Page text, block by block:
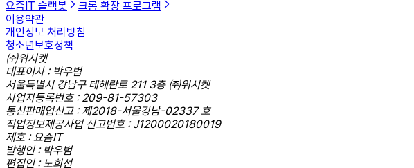
요즘IT 슬랙봇
크롬 확장 프로그램
이용약관
개인정보 처리방침
청소년보호정책
㈜위시켓
대표이사 : 박우범
서울특별시 강남구 테헤란로 211 3층 ㈜위시켓
사업자등록번호 : 209-81-57303
통신판매업신고 : 제2018-서울강남-02337 호
직업정보제공사업 신고번호 : J1200020180019
제호 : 요즘IT
발행인 : 박우범
편집인 : 노희선